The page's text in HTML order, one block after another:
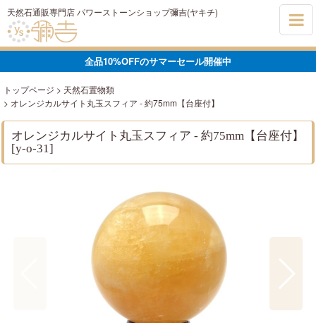
天然石通販専門店 パワーストーンショップ彌吉(ヤキチ)
全品10%OFFのサマーセール開催中
トップページ > 天然石置物類
> オレンジカルサイト丸玉スフィア - 約75mm【台座付】
オレンジカルサイト丸玉スフィア - 約75mm【台座付】
[y-o-31]